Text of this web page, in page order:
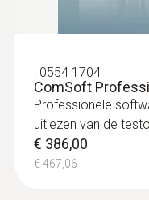
: 0554 1704
ComSoft
Professionele
uitlezen van de
€ 386,00
€ 467,06